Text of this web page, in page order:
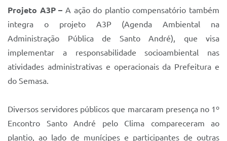
Projeto A3P – A ação do plantio compensatório também
integra o projeto A3P (Agenda Ambiental na
Administração Pública de Santo André), que visa
implementar a responsabilidade socioambiental nas
atividades administrativas e operacionais da Prefeitura e
do Semasa.
Diversos servidores públicos que marcaram presença no 1º
Encontro Santo André pelo Clima compareceram ao
plantio, ao lado de munícipes e participantes de outras